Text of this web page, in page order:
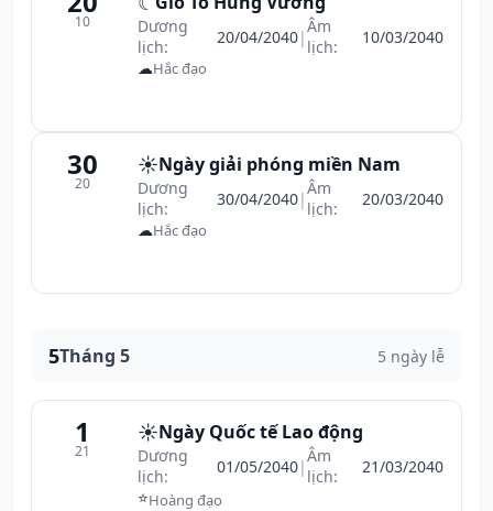
10
Dương
lịch:
20/04/2040|Âm
lịch:
10/03/2040
☁Hắc đạo
30
20
☀️Ngày giải phóng miền Nam
Dương
lịch:
30/04/2040|Âm
lịch:
20/03/2040
☁Hắc đạo
5Tháng 5 5 ngày lễ
1
21
☀️Ngày Quốc tế Lao động
Dương
lịch:
01/05/2040|Âm
lịch:
21/03/2040
⭐Hoàng đạo